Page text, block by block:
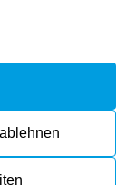
& Versand
& Rückgabe